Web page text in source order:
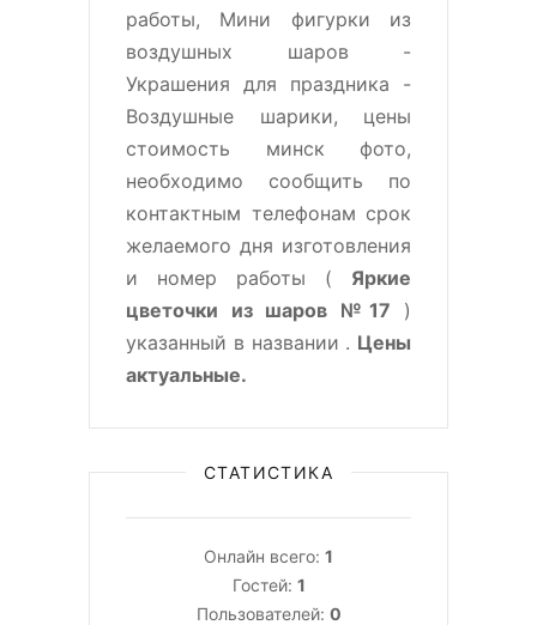
работы, Мини фигурки из
воздушных шаров -
Украшения для праздника -
Воздушные шарики, цены
стоимость минск фото,
необходимо сообщить по
контактным телефонам срок
желаемого дня изготовления
и номер работы ( Яркие
цветочки из шаров №17 )
указанный в названии . Цены
актуальные.
СТАТИСТИКА
Онлайн всего: 1
Гостей: 1
Пользователей: 0